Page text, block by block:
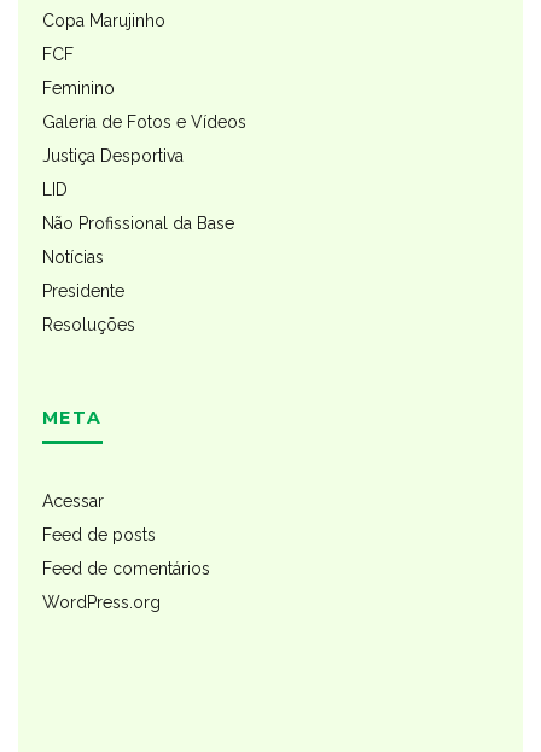
Copa Marujinho
FCF
Feminino
Galeria de Fotos e Vídeos
Justiça Desportiva
LID
Não Profissional da Base
Notícias
Presidente
Resoluções
META
Acessar
Feed de posts
Feed de comentários
WordPress.org